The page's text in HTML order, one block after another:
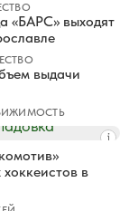
«БАРС» выходят
выдачи
в